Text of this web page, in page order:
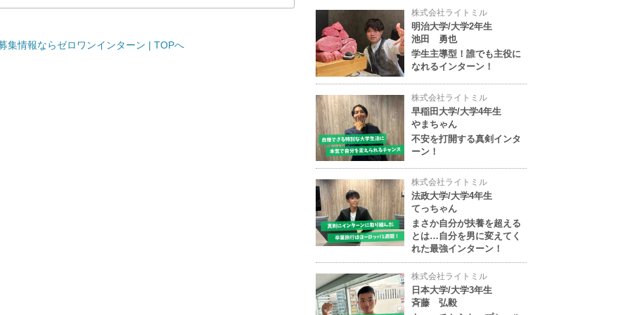
集情報ならゼロワンインターン | TOPへ
株式会社ライトミル
明治大学/大学2年生
池田 勇也
学生主導型！誰でも主役に
なれるインターン！
株式会社ライトミル
早稲田大学/大学4年生
やまちゃん
不安を打開する真剣インタ
ーン！
株式会社ライトミル
法政大学/大学4年生
てっちゃん
まさか自分が扶養を超える
とは…自分を男に変えてく
れた最強インターン！
株式会社ライトミル
日本大学/大学3年生
斉藤 弘毅